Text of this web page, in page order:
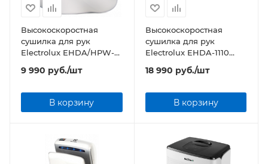
Высокоскоростная
сушилка для рук
Electrolux EHDA/HPW-
1800W серия HIGH
SPEED
9 990 руб./шт
В корзину
Высокоскоростная
сушилка для рук
Electrolux EHDA-1110
серия HIGH SPEED
18 990 руб./шт
В корзину